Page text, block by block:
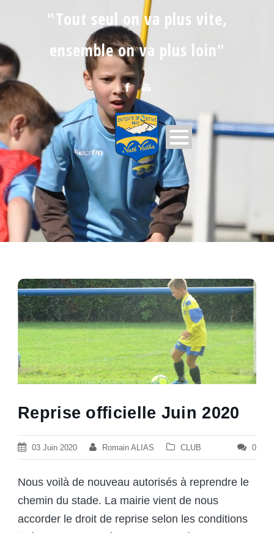
"Tout seul on va plus vite,
ensemble on va plus loin"
Reprise officielle Juin 2020
03 Juin 2020 Romain ALIAS CLUB 0
Nous voilà de nouveau autorisés à reprendre le
chemin du stade. La mairie vient de nous
accorder le droit de reprise selon les conditions